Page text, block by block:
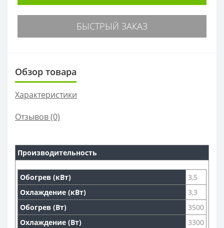
БЫСТРЫЙ ЗАКАЗ
Обзор товара
Характеристики
Отзывов (0)
Производительность
Обогрев (кВт)
3,5
Охлаждение (кВт)
3,3
Обогрев (Вт)
3500
Охлаждение (Вт)
3300